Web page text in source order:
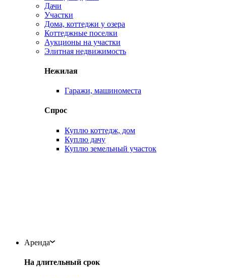
Дачи
Участки
Дома, коттеджи у озера
Коттеджные поселки
Аукционы на участки
Элитная недвижимость
Нежилая
Гаражи, машиноместа
Спрос
Куплю коттедж, дом
Куплю дачу
Куплю земельный участок
Аренда
На длительный срок